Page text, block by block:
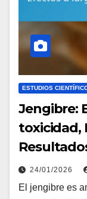
ESTUDIOS
Jengibre:
toxicidad,
24/01/2026
El jengibre es